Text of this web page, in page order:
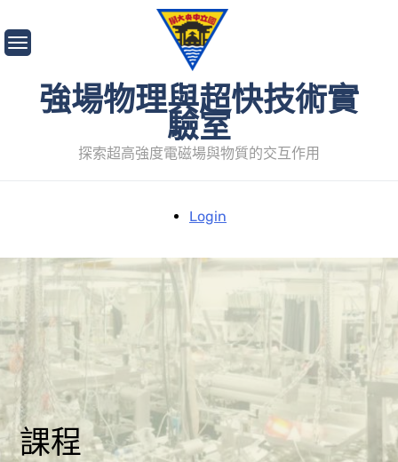
to
content
強場物理與超快技術實
驗室
探索超高強度電磁場與物質的交互作用
Login
課程